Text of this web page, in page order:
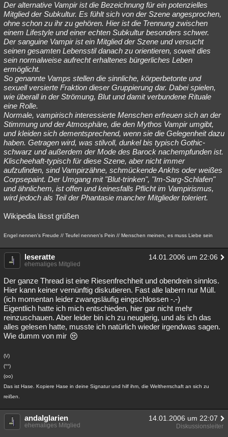
Der alternative Vampir ist die Bezeichnung für ein potenzielles
Mitglied der Subkultur. Es fühlt sich von der Szene angesprochen,
ohne schon zu ihr zu gehören. Hier ist die Trennung zwischen
einem Lifestyle und einer echten Subkultur besonders schwer.
Der sanguine Vampir ist ein Mitglied der Szene und versucht
seinen gesamten Lebensstil danach zu orientieren, soweit dies
sein normalweise aufrecht erhaltenes bürgerliches Leben
ermöglicht.
So genannte Vamps stellen die sinnliche, körperbetonte und
sexuell versierte Fraktion dieser Gruppierung dar. Dabei spielen,
wie überall in der Strömung, Blut und damit verbundene Rituale
eine Rolle.
Normale, vampirisch interessierte Menschen erfreuen sich an der
Stimmung und der Atmosphäre, die den Mythos Vampir umgibt,
und kleiden sich dementsprechend, wenn sie die Gelegenheit dazu
haben. Getragen wird, was stilvoll, dunkel bis typisch Gothic-
schwarz und außerdem der Mode des Barock nachempfunden ist.
Klischeehaft-typisch für diese Szene, aber nicht immer
aufzufinden, sind Vampirzähne, schmückende Ankhs oder weißes
Corpsepaint. Der Umgang mit "Blut-trinken", "Im-Sarg-Schlafen"
und ähnlichem, ist offen und keinesfalls Pflicht im Vampirismus,
wird jedoch als Teil der Phantasie mancher Mitglieder toleriert.
Wikipedia lässt grüßen
Engel nennen's Freude // Teufel nennen's Pein // Menschen meinen, es muss Liebe sein
leseratte 14.01.2006 um 22:06
ehemaliges Mitglied
Der ganze Thread ist eine Riesenfrechheit und obendrein sinnlos.
Hier kann keiner vernünftig diskutieren. Fast alle labern nur Müll.
(ich momentan leider zwangsläufig eingschlossen -.-)
Eigentlich hatte ich mich entschieden, hier gar nicht mehr
reinzuschauen. Aber leider bin ich zu neugierig, und als ich das
alles gelesen hatte, musste ich natürlich wieder irgendwas sagen.
Wie dumm von mir
(\/)
(°°)
(oo)
Das ist Hase. Kopiere Hase in deine Signatur und hilf ihm, die Weltherrschaft an sich zu
reißen.
andalglarien 14.01.2006 um 22:07
ehemaliges Mitglied Diskussionsleiter